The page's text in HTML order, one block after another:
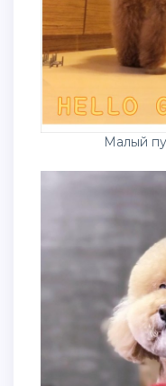
Малый